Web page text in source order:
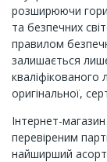
розширюючи
та безпечних
правилом
залишається
оригінальної,
Інтернет-
перевіреним
найширший